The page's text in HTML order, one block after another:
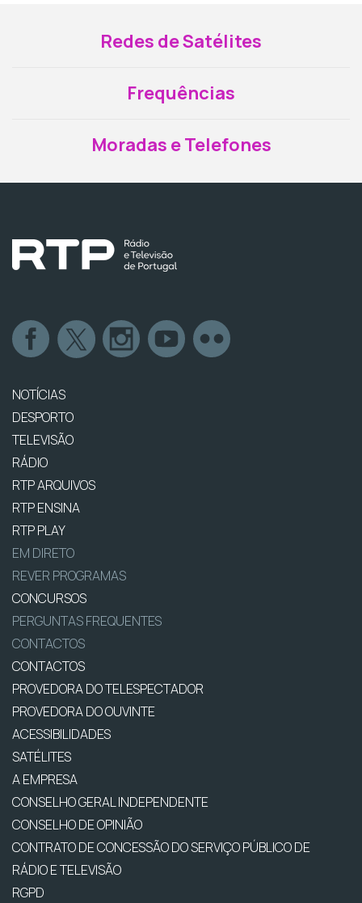
Redes de Satélites
Frequências
Moradas e Telefones
NOTÍCIAS
DESPORTO
TELEVISÃO
RÁDIO
RTP ARQUIVOS
RTP ENSINA
RTP PLAY
EM DIRETO
REVER PROGRAMAS
CONCURSOS
PERGUNTAS FREQUENTES
CONTACTOS
CONTACTOS
PROVEDORA DO TELESPECTADOR
PROVEDORA DO OUVINTE
ACESSIBILIDADES
SATÉLITES
A EMPRESA
CONSELHO GERAL INDEPENDENTE
CONSELHO DE OPINIÃO
CONTRATO DE CONCESSÃO DO SERVIÇO PÚBLICO DE
RÁDIO E TELEVISÃO
RGPD